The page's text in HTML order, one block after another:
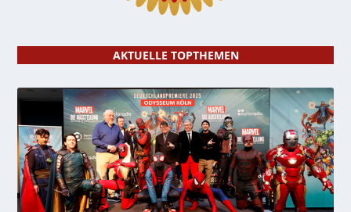
AKTUELLE TOPTHEMEN